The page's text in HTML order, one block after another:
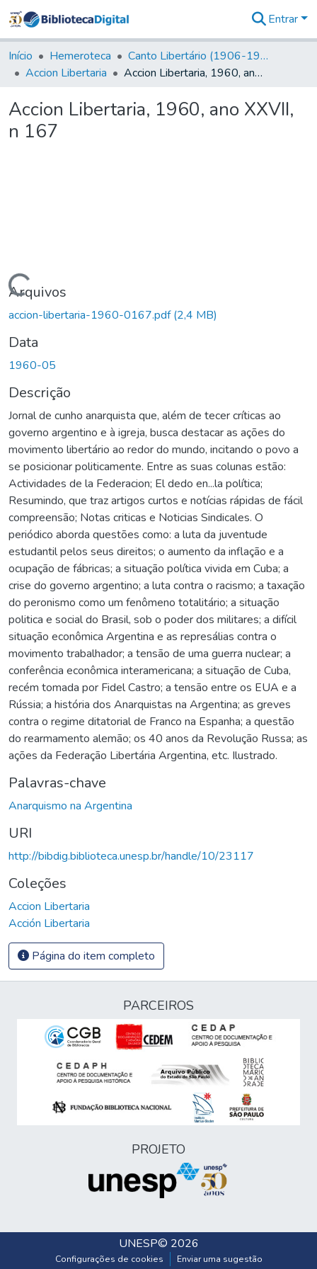
&
Coleções
Tudo na
Digital
Entrar
Início Hemeroteca
Canto Libertário (1906-1995)
Accion Libertaria
Accion Libertaria, 1960, ano XXVII, n 167
Accion Libertaria, 1960, ano XXVII,
n 167
Carregando...
Arquivos
accion-libertaria-1960-0167.pdf(2,4 MB)
Data
1960-05
Descrição
Jornal de cunho anarquista que, além de tecer críticas ao
governo argentino e à igreja, busca destacar as ações do
movimento libertário ao redor do mundo, incitando o povo a
se posicionar politicamente. Entre as suas colunas estão:
Actividades de la Federacion; El dedo en...la política;
Resumindo, que traz artigos curtos e notícias rápidas de fácil
compreensão; Notas criticas e Noticias Sindicales. O
periódico aborda questões como: a luta da juventude
estudantil pelos seus direitos; o aumento da inflação e a
ocupação de fábricas; a situação política vivida em Cuba; a
crise do governo argentino; a luta contra o racismo; a taxação
do peronismo como um fenômeno totalitário; a situação
politica e social do Brasil, sob o poder dos militares; a difícil
situação econômica Argentina e as represálias contra o
movimento trabalhador; a tensão de uma guerra nuclear; a
conferência econômica interamericana; a situação de Cuba,
recém tomada por Fidel Castro; a tensão entre os EUA e a
Rússia; a história dos Anarquistas na Argentina; as greves
contra o regime ditatorial de Franco na Espanha; a questão
do rearmamento alemão; os 40 anos da Revolução Russa; as
ações da Federação Libertária Argentina, etc. Ilustrado.
Palavras-chave
Anarquismo na Argentina
URI
http://bibdig.biblioteca.unesp.br/handle/10/23117
Coleções
Accion Libertaria
Acción Libertaria
Página do item completo
PARCEIROS
PROJETO
UNESP© 2026
Configurações de cookies Enviar uma sugestão